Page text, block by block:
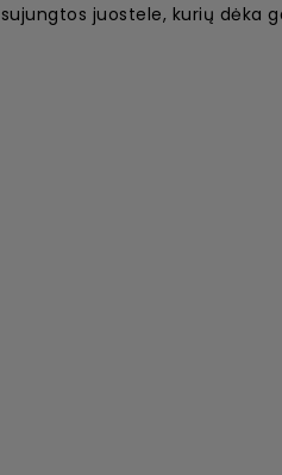
juostele, kurių dėka